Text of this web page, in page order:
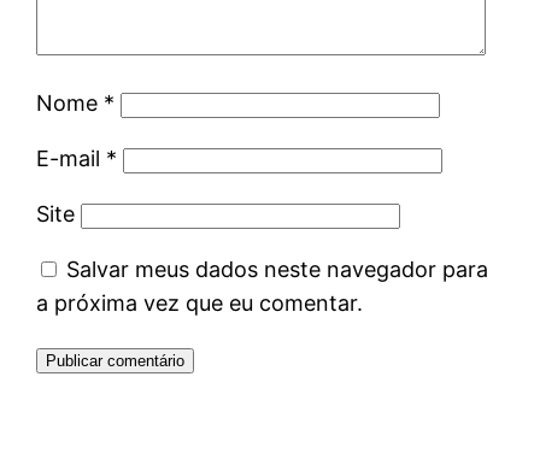
Nome *
E-mail *
Site
Salvar meus dados neste navegador para
a próxima vez que eu comentar.